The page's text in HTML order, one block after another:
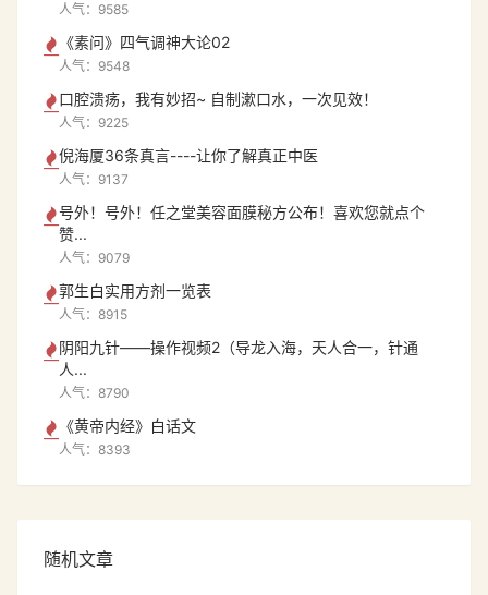
人气：9585
《素问》四气调神大论02
人气：9548
口腔溃疡，我有妙招~ 自制漱口水，一次见效！
人气：9225
倪海厦36条真言----让你了解真正中医
人气：9137
号外！号外！任之堂美容面膜秘方公布！喜欢您就点个
赞...
人气：9079
郭生白实用方剂一览表
人气：8915
阴阳九针——操作视频2（导龙入海，天人合一，针通
人...
人气：8790
《黄帝内经》白话文
人气：8393
随机文章